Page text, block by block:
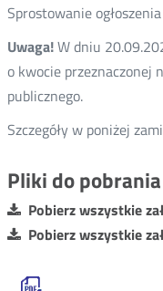
Sprostowanie
Uwaga!W dniu
o kwocie przeznaczonej
publicznego.
Szczegóły w poniżej
Pliki do pobrania
Pobierz wszystkie
Pobierz wszystkie